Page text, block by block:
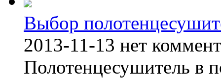
Выбор
2013-11-13 нет
Полотенцесушитель в